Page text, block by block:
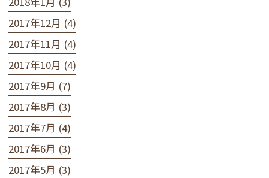
2017年12月 (4)
2017年11月 (4)
2017年10月 (4)
2017年9月 (7)
2017年8月 (3)
2017年7月 (4)
2017年6月 (3)
2017年5月 (3)